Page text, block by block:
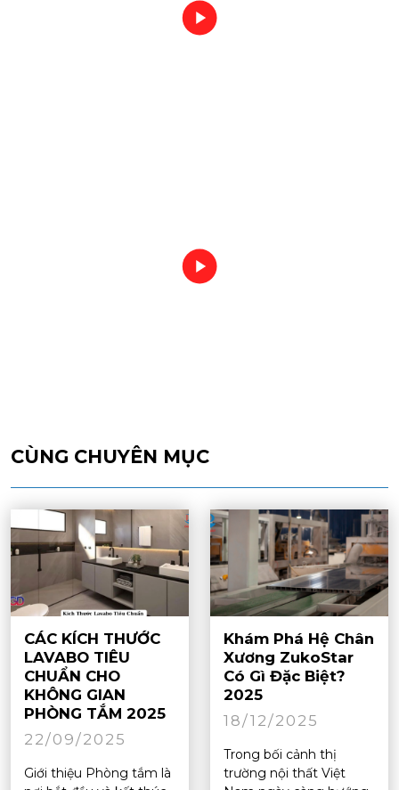
CÙNG CHUYÊN MỤC
CÁC KÍCH THƯỚC
LAVABO TIÊU
CHUẨN CHO
KHÔNG GIAN
PHÒNG TẮM 2025
22/09/2025
Giới thiệu Phòng tắm là
Khám Phá Hệ Chân
Xương ZukoStar
Có Gì Đặc Biệt?
2025
18/12/2025
Trong bối cảnh thị
trường nội thất Việt